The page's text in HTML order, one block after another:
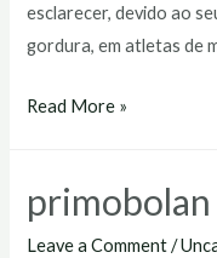
esclarecer, devido ao
gordura, em atletas de
primobolan
Read More »
primobolan
Leave a Comment /